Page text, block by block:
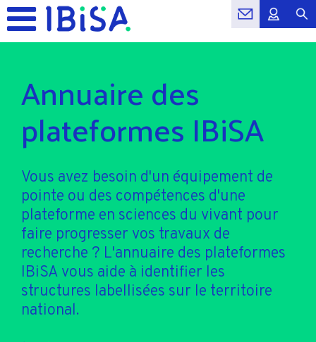
Annuaire des
plateformes IBiSA
Vous avez besoin d'un équipement de
pointe ou des compétences d'une
plateforme en sciences du vivant pour
faire progresser vos travaux de
recherche ? L'annuaire des plateformes
IBiSA vous aide à identifier les
structures labellisées sur le territoire
national.